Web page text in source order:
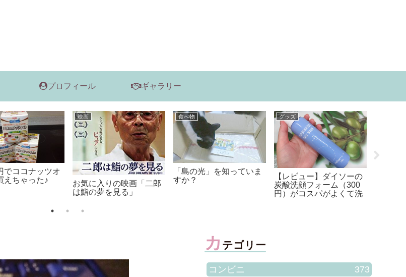
プロフィール ギャラリー
日常
「いつも悩ましい衣替
え」を解決！！
食べ物
MINOH RIS CAFE （箕
面 リスカフェ）＠箕面
プチ断食ダイエットをし
その他
iPhoneのホームボタンが
利かない時の対処法。
カ テゴリー
コンビニ
373